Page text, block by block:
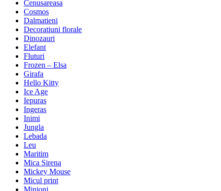
Cenusareasa
Cosmos
Dalmatieni
Decoratiuni florale
Dinozauri
Elefant
Fluturi
Frozen – Elsa
Girafa
Hello Kitty
Ice Age
Iepuras
Ingeras
Inimi
Jungla
Lebada
Leu
Maritim
Mica Sirena
Mickey Mouse
Micul print